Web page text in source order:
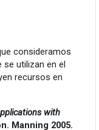
consideramos
se utilizan en el
recursos en
with
Manning 2005.